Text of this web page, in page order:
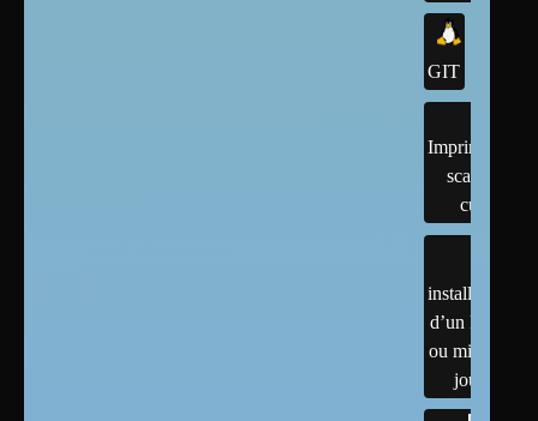
GIT
Imprimantes,
scanner,
cups
installation
d’un linux
ou mises à
jour